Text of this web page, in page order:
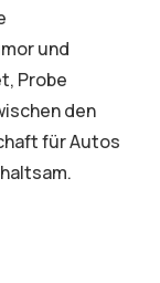
und
Probe
den
für Autos